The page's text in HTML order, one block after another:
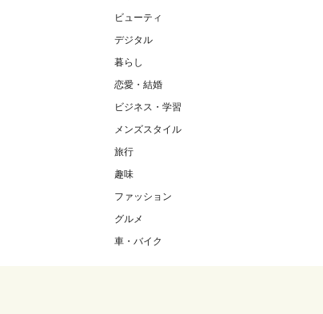
ビューティ
デジタル
暮らし
恋愛・結婚
ビジネス・学習
メンズスタイル
旅行
趣味
ファッション
グルメ
車・バイク